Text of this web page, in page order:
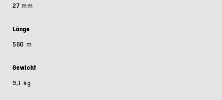
27 mm
Länge
560 m
Gewicht
9,1 kg